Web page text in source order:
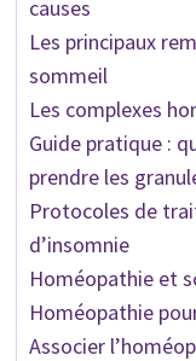
causes
Les principaux
sommeil
Les complexes
Guide pratique :
prendre les
Protocoles de
d’insomnie
Homéopathie et
Homéopathie
Associer